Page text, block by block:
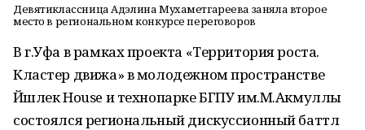
Девятиклассница Адэлина Мухаметгареева заняла второе
место в региональном конкурсе переговоров
В г.Уфа в рамках проекта «Территория роста.
Кластер движа» в молодежном пространстве
Йәшлек House и технопарке БГПУ им.М.Акмуллы
состоялся региональный дискуссионный баттл